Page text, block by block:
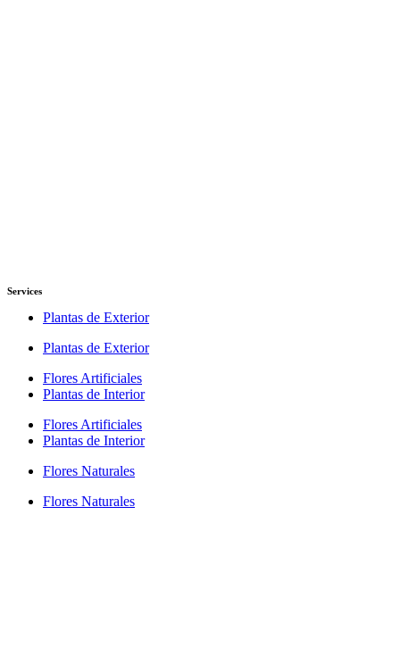
Services
Plantas de Exterior
Plantas de Exterior
Flores Artificiales
Plantas de Interior
Flores Artificiales
Plantas de Interior
Flores Naturales
Flores Naturales